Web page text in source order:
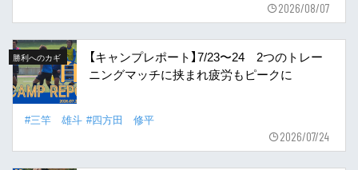
2026/08/07
勝利へのカギ
【キャンプレポート】7/23〜24 2つのトレー
ニングマッチに挟まれ疲労もピークに
#三竿 雄斗 #四方田 修平
2026/07/24